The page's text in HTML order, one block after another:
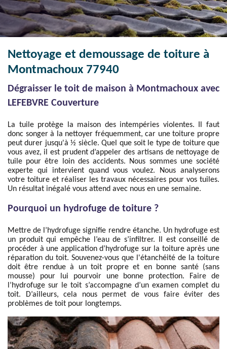
Nettoyage et demoussage de toiture à
Montmachoux 77940
Dégraisser le toit de maison à Montmachoux avec
LEFEBVRE Couverture
La tuile protège la maison des intempéries violentes. Il faut
donc songer à la nettoyer fréquemment, car une toiture propre
peut durer jusqu'à ½ siècle. Quel que soit le type de toiture que
vous avez, il est prudent d’appeler des artisans de nettoyage de
tuile pour être loin des accidents. Nous sommes une société
experte qui intervient quand vous voulez. Nous analyserons
votre toiture et réaliser les travaux nécessaires pour vos tuiles.
Un résultat inégalé vous attend avec nous en une semaine.
Pourquoi un hydrofuge de toiture ?
Mettre de l’hydrofuge signifie rendre étanche. Un hydrofuge est
un produit qui empêche l’eau de s’infiltrer. Il est conseillé de
procéder à une application d’hydrofuge sur la toiture après une
réparation du toit. Souvenez-vous que l'étanchéité de la toiture
doit être rendue à un toit propre et en bonne santé (sans
mousse) pour lui pourvoir une bonne protection. Faire de
l’hydrofuge sur le toit s’accompagne d’un examen complet du
toit. D’ailleurs, cela nous permet de vous faire éviter des
problèmes de toit pour longtemps.